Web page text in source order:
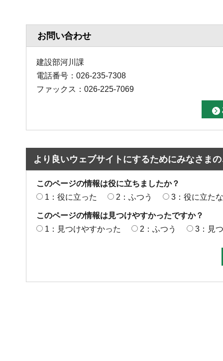
お問い合わせ
建設部河川課
電話番号：026-235-7308
ファックス：026-225-7069
より良いウェブサイトにするためにみなさま
このページの情報は役に立ちましたか？
1：役に立った
2：ふつう 3：役に立た
このページの情報は見つけやすかったですか？
1：見つけやすかった
2：ふつう 3：見